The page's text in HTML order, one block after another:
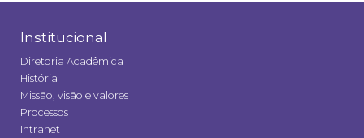
Institucional
Diretoria Acadêmica
História
Missão, visão e valores
Processos
Intranet